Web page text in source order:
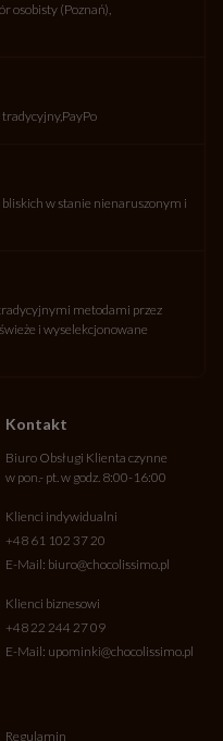
oto mamy! Pięknie
osobisty (Poznań)
tradycyjnyPayPo
w stanie nienaruszonym i
metodami przez
i wyselekcjonowane
Kontakt
Biuro Obsługi Klienta czynne
w pon.- pt. w godz. 8:00-16:00
Klienci indywidualni
+48 61 102 37 20
E-Mail: biuro@chocolissimo.pl
Klienci biznesowi
+48 22 244 27 09
E-Mail: upominki@chocolissimo.pl
Regulamin